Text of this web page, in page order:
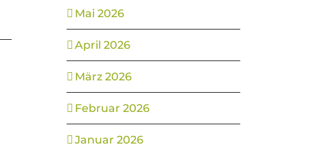
Mai 2026
April 2026
März 2026
Februar 2026
Januar 2026